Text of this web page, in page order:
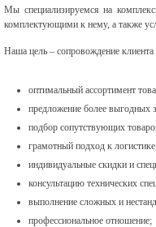
Мы специализируемся на
комплектующими к нему, а также
Наша цель – сопровождение
оптимальный ассортимент
предложение более выгодных
подбор сопутствующих
грамотный подход к
индивидуальные скидки и
консультацию технических
выполнение сложных и
профессиональное отношение;